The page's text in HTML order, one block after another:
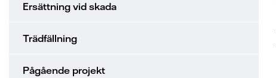
Ersättning vid skada
Trädfällning
Pågående projekt